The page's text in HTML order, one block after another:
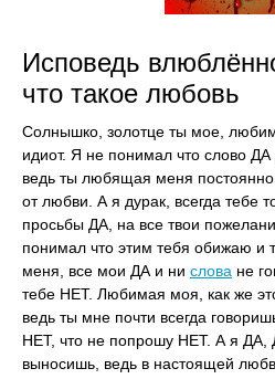
Исповедь
что такое любовь
Солнышко, золотце ты мое,
идиот. Я не понимал что слово
ведь ты любящая меня
от любви. А я дурак, всегда тебе
просьбы ДА, на все твои
понимал что этим тебя обижаю и
меня, все мои ДА и ни слова не
тебе НЕТ. Любимая моя, как же
ведь ты мне почти всегда
НЕТ, что не попрошу НЕТ. А я ДА,
выносишь, ведь в настоящей